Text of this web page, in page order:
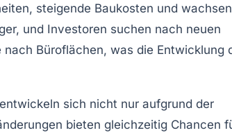
, steigende Baukosten und
und Investoren suchen nach neuen
nach Büroflächen, was die Entwicklung
sich nicht nur aufgrund der
bieten gleichzeitig Chancen